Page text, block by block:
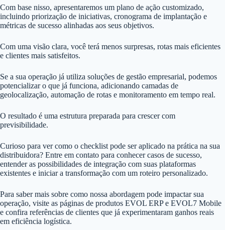
Com base nisso, apresentaremos um plano de ação customizado,
incluindo priorização de iniciativas, cronograma de implantação e
métricas de sucesso alinhadas aos seus objetivos.
Com uma visão clara, você terá menos surpresas, rotas mais eficientes
e clientes mais satisfeitos.
Se a sua operação já utiliza soluções de gestão empresarial, podemos
potencializar o que já funciona, adicionando camadas de
geolocalização, automação de rotas e monitoramento em tempo real.
O resultado é uma estrutura preparada para crescer com
previsibilidade.
Curioso para ver como o checklist pode ser aplicado na prática na sua
distribuidora? Entre em contato para conhecer casos de sucesso,
entender as possibilidades de integração com suas plataformas
existentes e iniciar a transformação com um roteiro personalizado.
Para saber mais sobre como nossa abordagem pode impactar sua
operação, visite as páginas de produtos EVOL ERP e EVOL7 Mobile
e confira referências de clientes que já experimentaram ganhos reais
em eficiência logística.